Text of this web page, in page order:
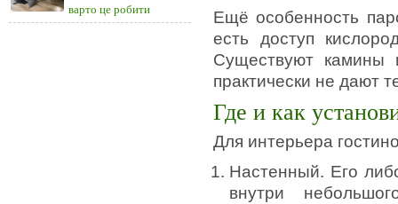
варто це робити
Ещё особенность
есть доступ
Существуют камины
практически не дают
Где и как
Для интерьера
Настенный. Его
внутри